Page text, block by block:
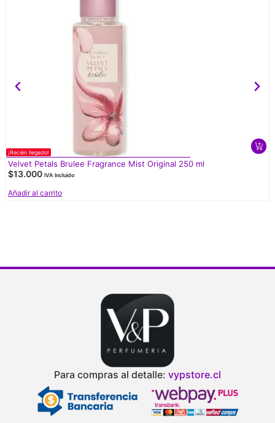
¡Recién llegado!
Velvet Petals Brulee Fragrance Mist Original 250 ml
$13.000 IVA Incluido
Añadir al carrito
Para compras al detalle: vypstore.cl